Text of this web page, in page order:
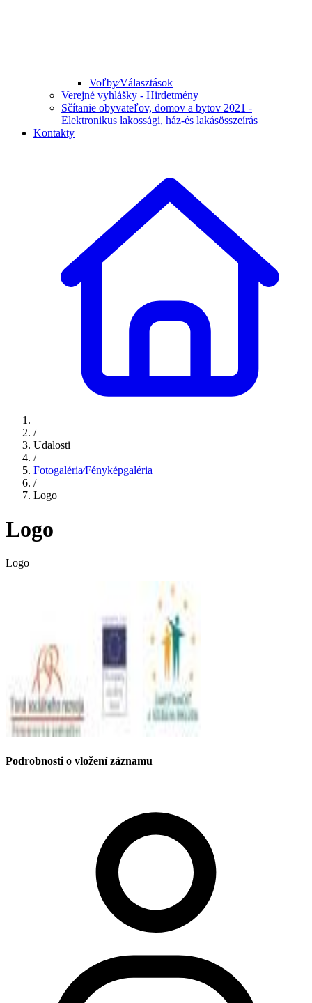
Voľby⁄Választások
Verejné vyhlášky - Hirdetmény
Sčítanie obyvateľov, domov a bytov 2021 -
Elektronikus lakossági, ház-és lakásösszeírás
Kontakty
/
Udalosti
/
Fotogaléria⁄Fényképgaléria
/
Logo
Logo
Logo
Podrobnosti o vložení záznamu